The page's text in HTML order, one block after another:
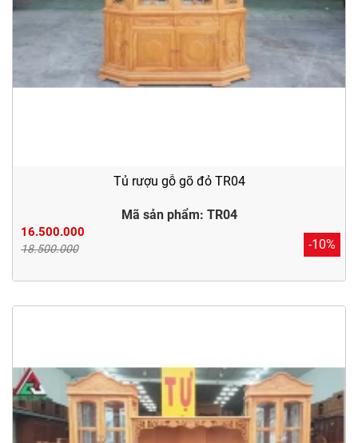
Tủ rượu gỗ gõ đỏ TR04
Mã sản phẩm: TR04
16.500.000
18.500.000 -10%